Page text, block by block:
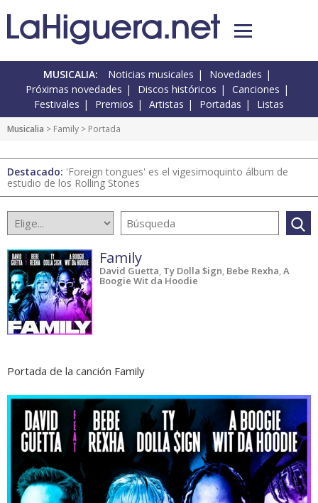
MUSICALIA: Noticias musicales
Novedades
Próximas novedades
Discos históricos
Canciones
Festivales
Premios Artistas Portadas Listas
Musicalia > Family > Portada
Destacado: 'Foreign tongues' es el vigesimoquinto álbum de
estudio de los Rolling Stones
Family
David Guetta, Ty Dolla $ign, Bebe Rexha,A
Boogie Wit da Hoodie
Portada de la canción Family